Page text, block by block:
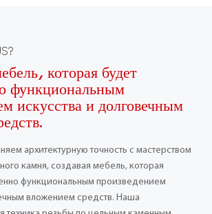
которая будет
функциональным
искусства и долговечным
архитектурную точность с мастерством
камня, создавая мебель, которая
функциональным произведением
вложением средств. Наша